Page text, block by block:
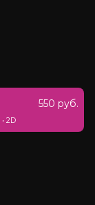
550 руб.
• 2D